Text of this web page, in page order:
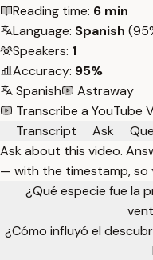
Reading time: 6 min
Language: Spanish
Speakers: 1
Accuracy: 95%
Spanish
Astraway
Transcribe a YouTube
Transcript
Ask
Ask about this video.
— with the timestamp, so
¿Qué especie fue la
¿Cómo influyó el